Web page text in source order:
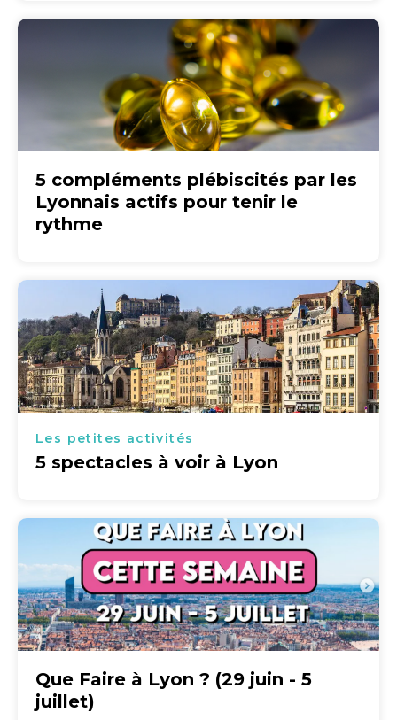
5 compléments plébiscités par les
Lyonnais actifs pour tenir le
rythme
Les petites activités
5 spectacles à voir à Lyon
Que Faire à Lyon ? (29 juin - 5
juillet)